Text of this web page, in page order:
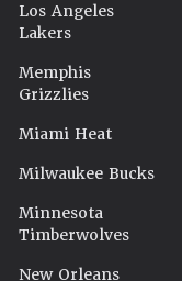
Los Angeles
Lakers
Memphis
Grizzlies
Miami Heat
Milwaukee Bucks
Minnesota
Timberwolves
New Orleans